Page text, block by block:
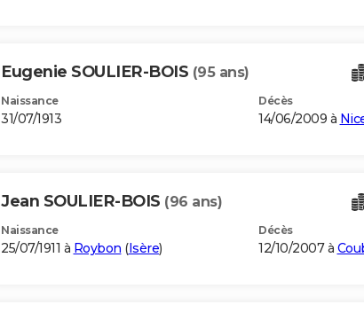
Eugenie SOULIER-BOIS (95 ans)
Naissance
31/07/1913
Décès
14/06/2009 à
Jean SOULIER-BOIS (96 ans)
Naissance
25/07/1911 à Roybon (Isère)
Décès
12/10/2007 à